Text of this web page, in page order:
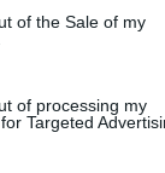
of the Sale of my
of processing my
Targeted